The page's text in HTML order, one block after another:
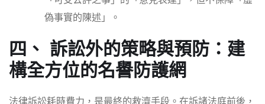
偽事實的陳述」。
四、 訴訟外的策略與預防：建
構全方位的名譽防護網